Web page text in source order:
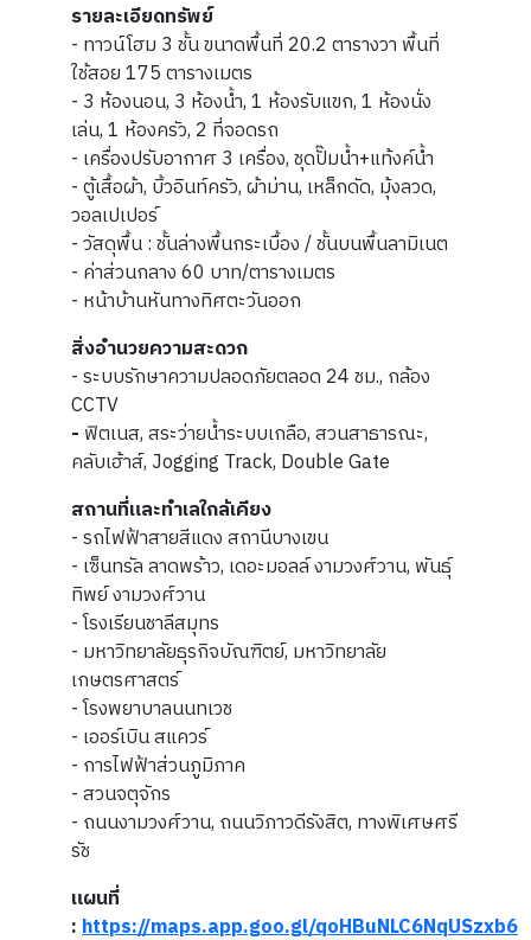
รายละเอียดทรัพย์
- ทาวน์โฮม 3 ชั้น ขนาดพื้นที่ 20.2 ตารางวา พื้นที่
ใช้สอย 175 ตารางเมตร
- 3 ห้องนอน, 3 ห้องน้ำ, 1 ห้องรับแขก, 1 ห้องนั่ง
เล่น, 1 ห้องครัว, 2 ที่จอดรถ
- เครื่องปรับอากาศ 3 เครื่อง, ชุดปั๊มน้ำ+แท้งค์น้ำ
- ตู้เสื้อผ้า, บิ้วอินท์ครัว, ผ้าม่าน, เหล็กดัด, มุ้งลวด,
วอลเปเปอร์
- วัสดุพื้น : ชั้นล่างพื้นกระเบื้อง / ชั้นบนพื้นลามิเนต
- ค่าส่วนกลาง 60 บาท/ตารางเมตร
- หน้าบ้านหันทางทิศตะวันออก
สิ่งอำนวยความสะดวก
- ระบบรักษาความปลอดภัยตลอด 24 ชม., กล้อง
CCTV
- ฟิตเนส, สระว่ายน้ำระบบเกลือ, สวนสาธารณะ,
คลับเฮ้าส์, Jogging Track, Double Gate
สถานที่และทำเลใกล้เคียง
- รถไฟฟ้าสายสีแดง สถานีบางเขน
- เซ็นทรัล ลาดพร้าว, เดอะมอลล์ งามวงศ์วาน, พันธุ์
ทิพย์ งามวงศ์วาน
- โรงเรียนชาลีสมุทร
- มหาวิทยาลัยธุรกิจบัณฑิตย์, มหาวิทยาลัย
เกษตรศาสตร์
- โรงพยาบาลนนทเวช
- เออร์เบิน สแควร์
- การไฟฟ้าส่วนภูมิภาค
- สวนจตุจักร
- ถนนงามวงศ์วาน, ถนนวิภาวดีรังสิต, ทางพิเศษศรี
รัช
แผนที่
:https://maps.app.goo.gl/qoHBuNLC6NqUSzxb6